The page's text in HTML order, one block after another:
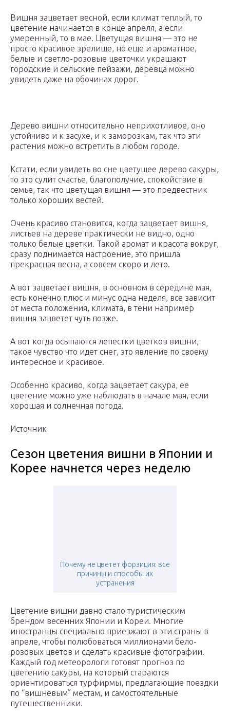
Вишня зацветает весной, если климат теплый, то
цветение начинается в конце апреля, а если
умеренный, то в мае. Цветущая вишня — это не
просто красивое зрелище, но еще и ароматное,
белые и светло-розовые цветочки украшают
городские и сельские пейзажи, деревца можно
увидеть даже на обочинах дорог.
Дерево вишни относительно неприхотливое, оно
устойчиво и к засухе, и к заморозкам, так что эти
растения можно встретить в любом городе.
Кстати, если увидеть во сне цветущее дерево сакуры,
то это сулит счастье, благополучие, спокойствие в
семье, так что цветущая вишня — это предвестник
только хороших вестей.
Очень красиво становится, когда зацветает вишня,
листьев на дереве практически не видно, одно
только белые цветки. Такой аромат и красота вокруг,
сразу поднимается настроение, это пришла
прекрасная весна, а совсем скоро и лето.
А вот зацветает вишня, в основном в середине мая,
есть конечно плюс и минус одна неделя, все зависит
от места положения, климата, в тени например
вишня зацветет чуть позже.
А вот когда осыпаются лепестки цветков вишни,
такое чувство что идет снег, это явление по своему
интересное и красивое.
Особенно красиво, когда зацветает сакура, ее
цветение можно уже наблюдать в начале мая, если
хорошая и солнечная погода.
Источник
Сезон цветения вишни в Японии и
Корее начнется через неделю
Почему не цветет форзиция: все
причины и способы их
устранения
Цветение вишни давно стало туристическим
брендом весенних Японии и Кореи. Многие
иностранцы специально приезжают в эти страны в
апреле, чтобы полюбоваться миллионами бело-
розовых цветов и сделать красивые фотографии.
Каждый год метеорологи готовят прогноз по
цветению сакуры, на который стараются
ориентироваться турфирмы, предлагающие поездки
по “вишневым” местам, и самостоятельные
путешественники.